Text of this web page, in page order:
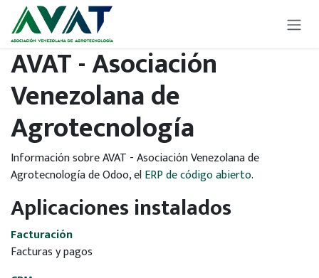
Ir al contenido
AVAT - Asociación
Venezolana de
Agrotecnología
Información sobre AVAT - Asociación Venezolana de
Agrotecnología de Odoo, elERP de código abierto.
Aplicaciones instalados
Facturación
Facturas y pagos